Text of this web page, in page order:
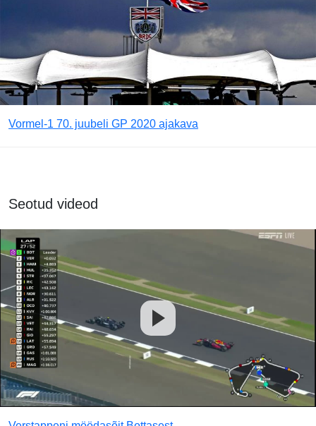
Vormel-1 70. juubeli GP 2020 ajakava
Seotud videod